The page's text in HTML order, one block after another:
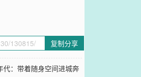
复制分享
代：带着随身空间进城奔